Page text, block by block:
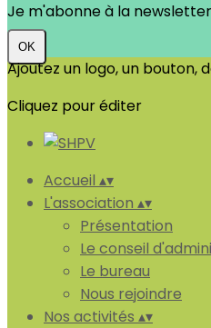
Je m'abonne à la newsletter
OK
Ajoutez un logo, un bouton,
Cliquez pour éditer
Accueil ▴▾
L'association ▴▾
Présentation
Le conseil
Le bureau
Nous rejoindre
Nos activités ▴▾